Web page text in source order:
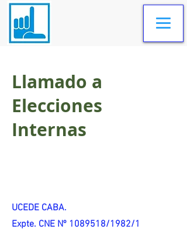
Llamado a
Elecciones
Internas
UCEDE CABA.
Expte. CNE Nº 1089518/1982/1